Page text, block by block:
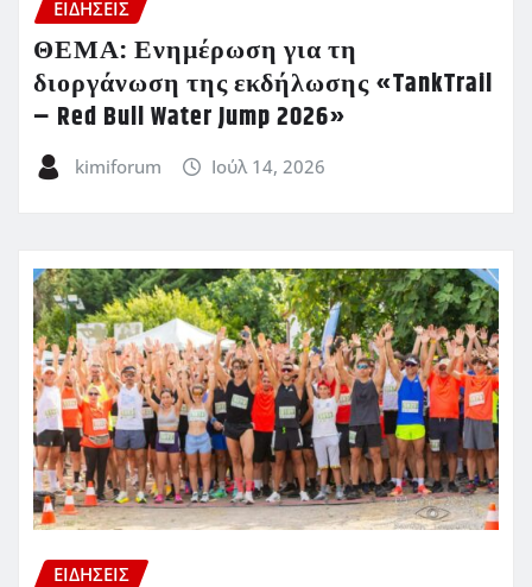
ΕΙΔΗΣΕΙΣ
ΘΕΜΑ: Ενημέρωση για τη
διοργάνωση της εκδήλωσης «TankTrail
– Red Bull Water Jump 2026»
kimiforum Ιούλ 14, 2026
ΕΙΔΗΣΕΙΣ